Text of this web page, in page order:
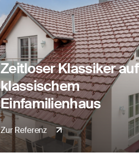
Zeitloser Klassiker auf
klassischem
Einfamilienhaus
Zur Referenz